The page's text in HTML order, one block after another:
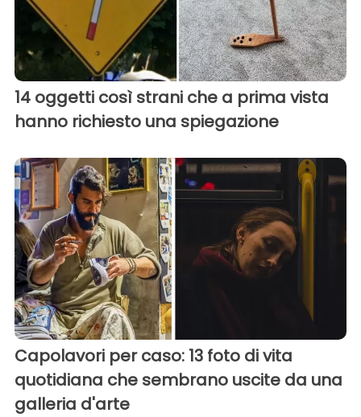
14 oggetti così strani che a prima vista
hanno richiesto una spiegazione
Capolavori per caso: 13 foto di vita
quotidiana che sembrano uscite da una
galleria d'arte